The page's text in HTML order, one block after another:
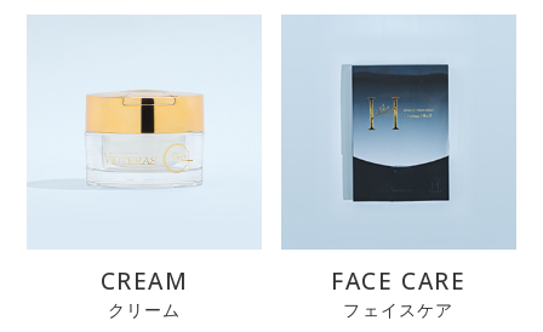
CREAM
クリーム
FACE CARE
フェイスケア